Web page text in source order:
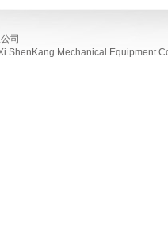
司
ShenKang Mechanical Equipment